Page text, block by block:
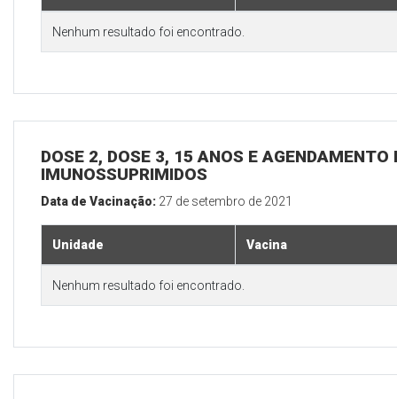
Nenhum resultado foi encontrado.
DOSE 2, DOSE 3, 15 ANOS E
IMUNOSSUPRIMIDOS
Data de Vacinação: 27 de setembro de 2021
Unidade Vacina
Nenhum resultado foi encontrado.